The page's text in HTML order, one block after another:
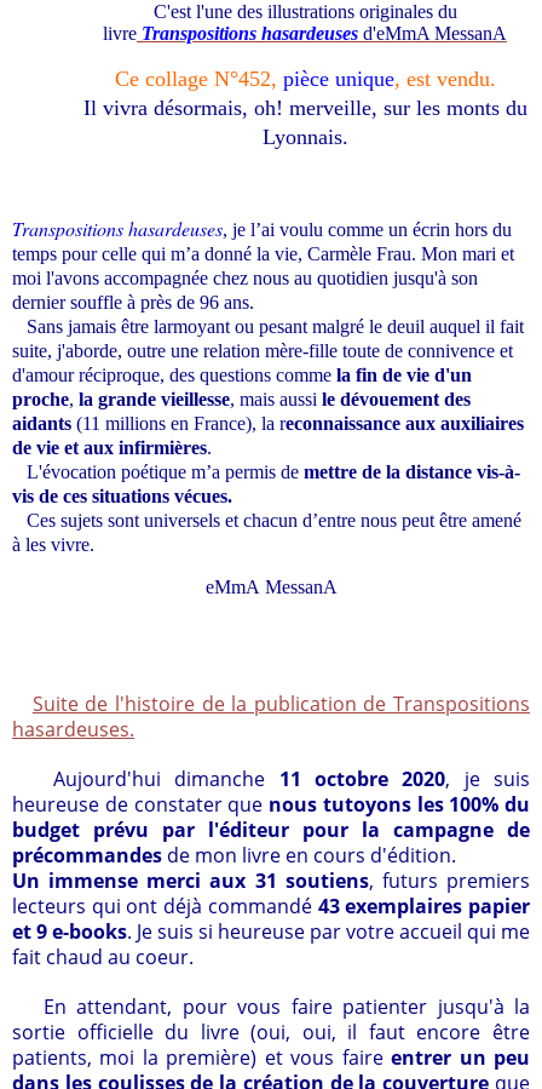
C'est l'une des illustrations originales du
livre Transpositions hasardeuses d'eMmA MessanA
Ce collage N°452, pièce unique, est vendu.
Il vivra désormais, oh! merveille, sur les monts du
Lyonnais.
Transpositions hasardeuses, je l’ai voulu comme un écrin hors du
temps pour celle qui m’a donné la vie, Carmèle Frau. Mon mari et
moi l'avons accompagnée chez nous au quotidien jusqu'à son
dernier souffle à près de 96 ans.
Sans jamais être larmoyant ou pesant malgré le deuil auquel il fait
suite, j'aborde, outre une relation mère-fille toute de connivence et
d'amour réciproque, des questions comme la fin de vie d'un
proche, la grande vieillesse, mais aussi le dévouement des
aidants (11 millions en France), la reconnaissance aux auxiliaires
de vie et aux infirmières.
L'évocation poétique m’a permis de mettre de la distance vis-à-
vis de ces situations vécues.
Ces sujets sont universels et chacun d’entre nous peut être amené
à les vivre.
eMmA MessanA
Suite de l'histoire de la publication de Transpositions
hasardeuses.
Aujourd'hui dimanche 11 octobre 2020, je suis
heureuse de constater que nous tutoyons les 100% du
budget prévu par l'éditeur pour la campagne de
précommandes de mon livre en cours d'édition.
Un immense merci aux 31 soutiens, futurs premiers
lecteurs qui ont déjà commandé 43 exemplaires papier
et 9 e-books. Je suis si heureuse par votre accueil qui me
fait chaud au coeur.
En attendant, pour vous faire patienter jusqu'à la
sortie officielle du livre (oui, oui, il faut encore être
patients, moi la première) et vous faireentrer un peu
dans les coulisses de la création de la couverture que